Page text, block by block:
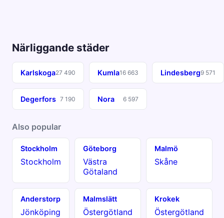
Närliggande städer
Karlskoga27 490 Kumla16 663 Lindesberg9 571
Degerfors 7 190 Nora 6 597
Also popular
Stockholm
Stockholm
Göteborg
Västra
Götaland
Malmö
Skåne
Anderstorp
Jönköping
Malmslätt
Östergötland
Krokek
Östergötland